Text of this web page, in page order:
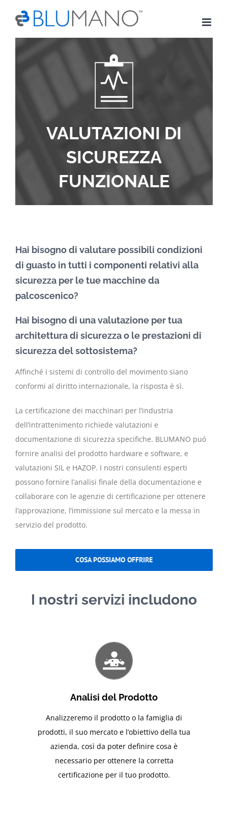
VALUTAZIONI DI
SICUREZZA
FUNZIONALE
Hai bisogno di valutare possibili condizioni
di guasto in tutti i componenti relativi alla
sicurezza per le tue macchine da
palcoscenico?
Hai bisogno di una valutazione per tua
architettura di sicurezza o le prestazioni di
sicurezza del sottosistema?
Affinché i sistemi di controllo del movimento siano
conformi al diritto internazionale, la risposta è sì.
La certificazione dei macchinari per l’industria
dell’intrattenimento richiede valutazioni e
documentazione di sicurezza specifiche. BLUMANO puó
fornire analisi del prodotto hardware e software, e
valutazioni SIL e HAZOP. I nostri consulenti esperti
possono fornire l’analisi finale della documentazione e
collaborare con le agenzie di certificazione per ottenere
l’approvazione, l’immissione sul mercato e la messa in
servizio del prodotto.
COSA POSSIAMO OFFRIRE
I nostri servizi includono
Analisi del Prodotto
Analizzeremo il prodotto o la famiglia di
prodotti, il suo mercato e l’obiettivo della tua
azienda, così da poter definire cosa è
necessario per ottenere la corretta
certificazione per il tuo prodotto.